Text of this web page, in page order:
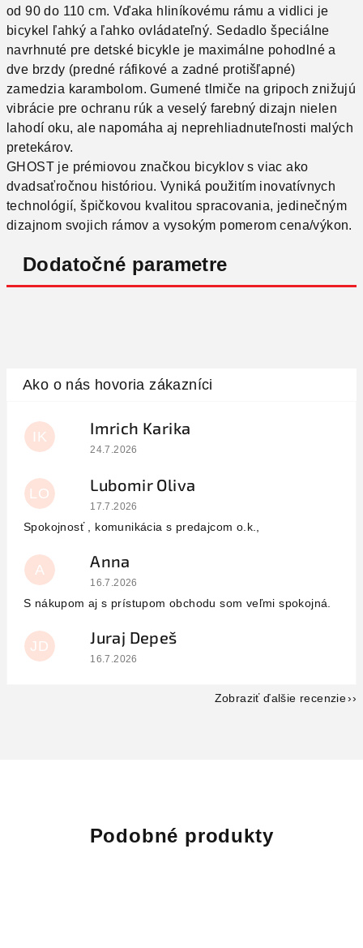
od 90 do 110 cm. Vďaka hliníkovému rámu a vidlici je
bicykel ľahký a ľahko ovládateľný. Sedadlo špeciálne
navrhnuté pre detské bicykle je maximálne pohodlné a
dve brzdy (predné ráfikové a zadné protišľapné)
zamedzia karambolom. Gumené tlmiče na gripoch znižujú
vibrácie pre ochranu rúk a veselý farebný dizajn nielen
lahodí oku, ale napomáha aj neprehliadnuteľnosti malých
pretekárov.
GHOST je prémiovou značkou bicyklov s viac ako
dvadsaťročnou históriou. Vyniká použitím inovatívnych
technológií, špičkovou kvalitou spracovania, jedinečným
dizajnom svojich rámov a vysokým pomerom cena/výkon.
Dodatočné parametre
IK Imrich Karika
Hodnotenie obchodu je 5 z 5 hviezdičiek.
24.7.2026
LO Lubomir Oliva
Hodnotenie obchodu je 5 z 5 hviezdičiek.
17.7.2026
Spokojnosť , komunikácia s predajcom o.k.,
A Anna
Hodnotenie obchodu je 5 z 5 hviezdičiek.
16.7.2026
S nákupom aj s prístupom obchodu som veľmi spokojná.
JD Juraj Depeš
Hodnotenie obchodu je 5 z 5 hviezdičiek.
16.7.2026
Zobraziť ďalšie recenzie
Podobné produkty